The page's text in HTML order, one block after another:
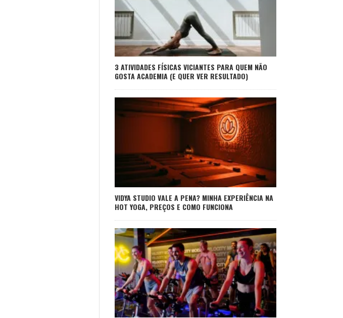
3 ATIVIDADES FÍSICAS VICIANTES PARA QUEM NÃO
GOSTA ACADEMIA (E QUER VER RESULTADO)
VIDYA STUDIO VALE A PENA? MINHA EXPERIÊNCIA NA
HOT YOGA, PREÇOS E COMO FUNCIONA